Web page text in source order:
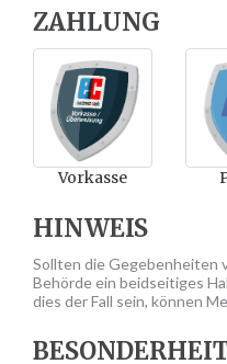
ZAHLUNG
Vorkasse
HINWEIS
Sollten die Gegebenheiten
Behörde ein beidseitiges
dies der Fall sein, können